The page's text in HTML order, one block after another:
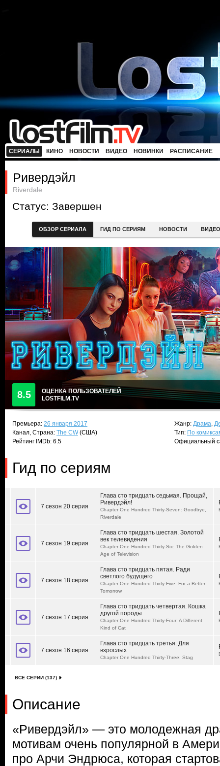
СЕРИАЛЫ КИНО НОВОСТИ ВИДЕО НОВИНКИ РАСПИСАНИЕ
Ривердэйл
Riverdale
Статус: Завершен
ОБЗОР СЕРИАЛА ГИД ПО СЕРИЯМ НОВОСТИ ВИДЕО
8.5
ОЦЕНКА ПОЛЬЗОВАТЕЛЕЙ
LOSTFILM.TV
Премьера: 26 января 2017
Канал, Страна: The CW(США)
Рейтинг IMDb: 6.5
Жанр: Драма,
Тип: По
Официальный
Гид по сериям
7 сезон 20 серия
Глава сто тридцать седьмая. Прощай,
Ривердэйл!
Chapter One Hundred Thirty-Seven: Goodbye,
Riverdale
7 сезон 19 серия
Глава сто тридцать шестая. Золотой
век телевидения
Chapter One Hundred Thirty-Six: The Golden
Age of Television‎
7 сезон 18 серия
Глава сто тридцать пятая. Ради
светлого будущего
Chapter One Hundred Thirty-Five: For a Better
Tomorrow
7 сезон 17 серия
Глава сто тридцать четвертая. Кошка
другой породы
Chapter One Hundred Thirty-Four: A Different
Kind of Cat‎
7 сезон 16 серия
Глава сто тридцать третья. Для
взрослых
Chapter One Hundred Thirty-Three: Stag
ВСЕ СЕРИИ (137)
Описание
«Ривердэйл» — это молодежная
мотивам очень популярной в
про Арчи Эндрюса, которая